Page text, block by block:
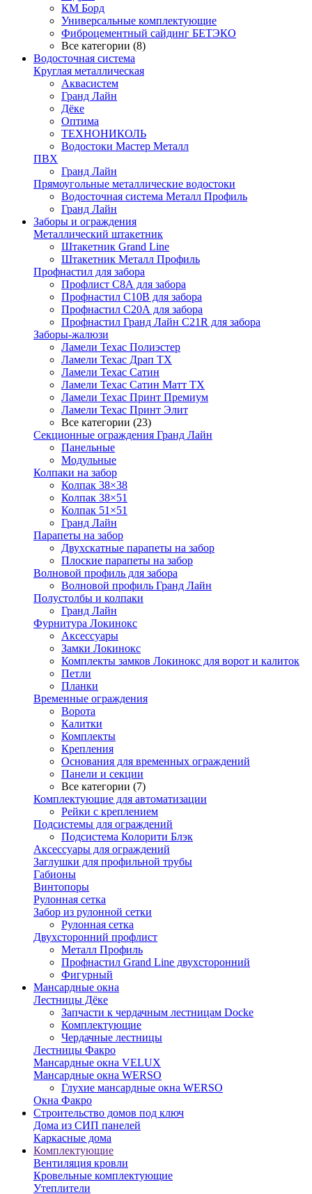
КМ Борд
Универсальные комплектующие
Фиброцементный сайдинг БЕТЭКО
Все категории (8)
Водосточная система
Круглая металлическая
Аквасистем
Гранд Лайн
Дёке
Оптима
ТЕХНОНИКОЛЬ
Водостоки Мастер Металл
ПВХ
Гранд Лайн
Прямоугольные металлические водостоки
Водосточная система Металл Профиль
Гранд Лайн
Заборы и ограждения
Металлический штакетник
Штакетник Grand Line
Штакетник Металл Профиль
Профнастил для забора
Профлист С8А для забора
Профнастил С10В для забора
Профнастил С20А для забора
Профнастил Гранд Лайн С21R для забора
Заборы-жалюзи
Ламели Техас Полиэстер
Ламели Техас Драп ТХ
Ламели Техас Сатин
Ламели Техас Сатин Матт ТХ
Ламели Техас Принт Премиум
Ламели Техас Принт Элит
Все категории (23)
Секционные ограждения Гранд Лайн
Панельные
Модульные
Колпаки на забор
Колпак 38×38
Колпак 38×51
Колпак 51×51
Гранд Лайн
Парапеты на забор
Двухскатные парапеты на забор
Плоские парапеты на забор
Волновой профиль для забора
Волновой профиль Гранд Лайн
Полустолбы и колпаки
Гранд Лайн
Фурнитура Локинокс
Аксессуары
Замки Локинокс
Комплекты замков Локинокс для ворот и калиток
Петли
Планки
Временные ограждения
Ворота
Калитки
Комплекты
Крепления
Основания для временных ограждений
Панели и секции
Все категории (7)
Комплектующие для автоматизации
Рейки с креплением
Подсистемы для ограждений
Подсистема Колорити Блэк
Аксессуары для ограждений
Заглушки для профильной трубы
Габионы
Винтопоры
Рулонная сетка
Забор из рулонной сетки
Рулонная сетка
Двухсторонний профлист
Металл Профиль
Профнастил Grand Line двухсторонний
Фигурный
Мансардные окна
Лестницы Дёке
Запчасти к чердачным лестницам Docke
Комплектующие
Чердачные лестницы
Лестницы Факро
Мансардные окна VELUX
Мансардные окна WERSO
Глухие мансардные окна WERSO
Окна Факро
Строительство домов под ключ
Дома из СИП панелей
Каркасные дома
Комплектующие
Вентиляция кровли
Кровельные комплектующие
Утеплители